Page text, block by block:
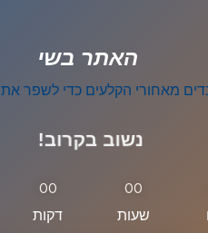
אתר ב שיפו
מאחורי הקלעים כדי לשפר
נשוב בקרוב!
00
שעות
00
דקות